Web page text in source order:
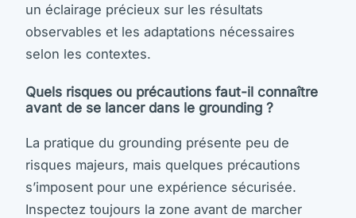
un éclairage précieux sur les résultats
observables et les adaptations nécessaires
selon les contextes.
Quels risques ou précautions faut-il connaître
avant de se lancer dans le grounding ?
La pratique du grounding présente peu de
risques majeurs, mais quelques précautions
s’imposent pour une expérience sécurisée.
Inspectez toujours la zone avant de marcher